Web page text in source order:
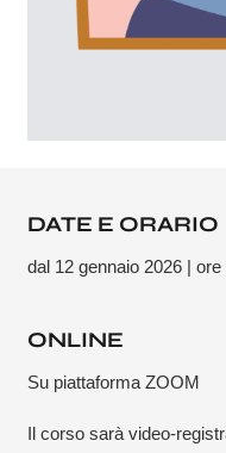
DATE E ORARIO
dal 12 gennaio 2026 |
ONLINE
Su piattaforma ZOOM
Il corso sarà video-